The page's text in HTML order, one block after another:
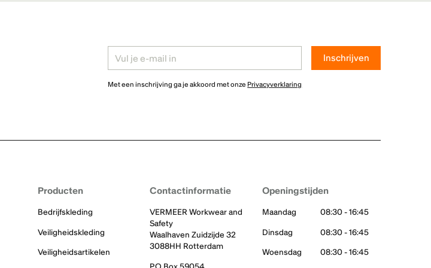
Met een inschrijving ga je akkoord met onze Privacyverklaring
Producten
Bedrijfskleding
Veiligheidskleding
Veiligheidsartikelen
Contactinformatie
VERMEER Workwear and
Safety
Waalhaven Zuidzijde 32
3088HH Rotterdam
Openingstijden
Maandag
08:30 - 16:45
Dinsdag
08:30 - 16:45
Woensdag
08:30 - 16:45